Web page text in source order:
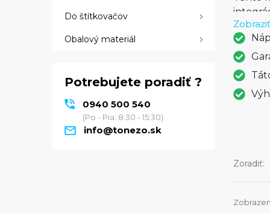
Do štítkovačov
Obalový materiál
Potrebujete poradiť ?
0940 500 540
(Po - Pia: 8:30 - 15:30)
info@tonezo.sk
siete.
úsporu
Zoradiť: